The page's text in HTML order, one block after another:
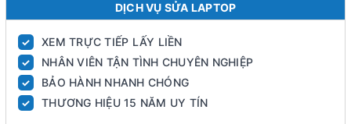
DỊCH VỤ SỬA LAPTOP
✓ XEM TRỰC TIẾP LẤY LIỀN
✓ NHÂN VIÊN TẬN TÌNH CHUYÊN NGHIỆP
✓ BẢO HÀNH NHANH CHÓNG
✓ THƯƠNG HIỆU 15 NĂM UY TÍN